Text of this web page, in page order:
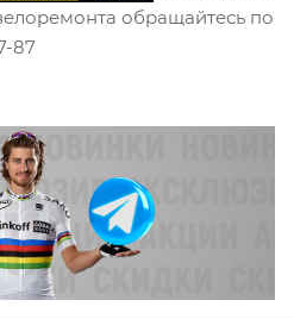
обращайтесь по
87